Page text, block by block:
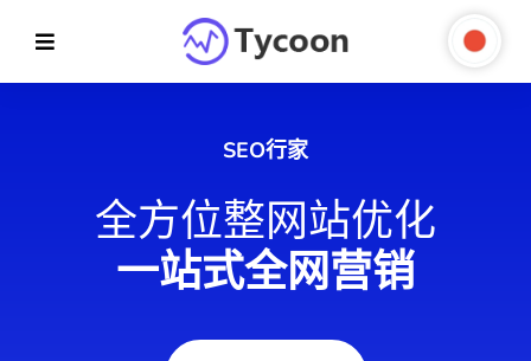
SEO行家
全方位整网站优化
一站式全网营销